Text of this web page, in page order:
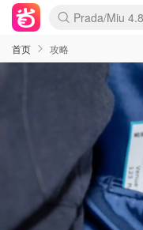
Prada/Miu 4.8
首页 攻略